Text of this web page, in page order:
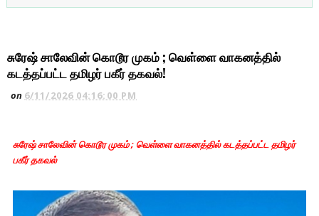
சுரேஷ் சாலேவின் கொடூர முகம் ; வெள்ளை வாகனத்தில்
கடத்தப்பட்ட தமிழர் பகீர் தகவல்!
on 6/11/2026 04:16:00 PM
சுரேஷ் சாலேவின் கொடூர முகம் ; வெள்ளை வாகனத்தில் கடத்தப்பட்ட தமிழர்
பகீர் தகவல்